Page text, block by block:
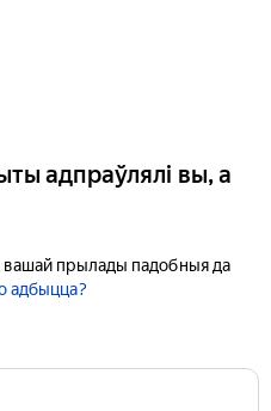
адпраўлялі вы, а
вашай прылады падобныя да
адбыцца?